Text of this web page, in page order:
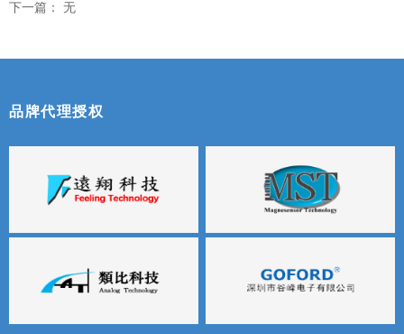
下一篇： 无
品牌代理授权